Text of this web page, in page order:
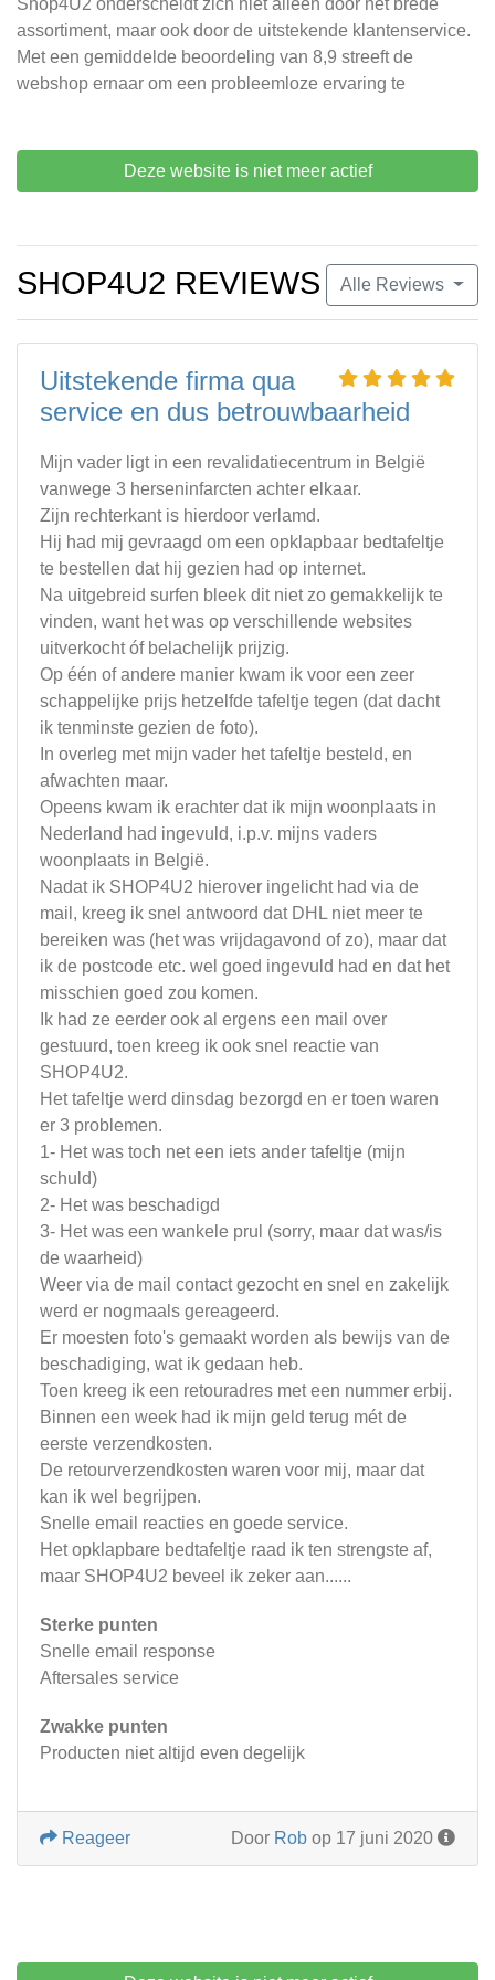
Shop4U2 onderscheidt zich niet alleen door het brede
assortiment, maar ook door de uitstekende klantenservice.
Met een gemiddelde beoordeling van 8,9 streeft de
webshop ernaar om een probleemloze ervaring te
Deze website is niet meer actief
Alle Reviews
SHOP4U2 REVIEWS
Uitstekende firma qua
service en dus betrouwbaarheid
Mijn vader ligt in een revalidatiecentrum in België
vanwege 3 herseninfarcten achter elkaar.
Zijn rechterkant is hierdoor verlamd.
Hij had mij gevraagd om een opklapbaar bedtafeltje
te bestellen dat hij gezien had op internet.
Na uitgebreid surfen bleek dit niet zo gemakkelijk te
vinden, want het was op verschillende websites
uitverkocht óf belachelijk prijzig.
Op één of andere manier kwam ik voor een zeer
schappelijke prijs hetzelfde tafeltje tegen (dat dacht
ik tenminste gezien de foto).
In overleg met mijn vader het tafeltje besteld, en
afwachten maar.
Opeens kwam ik erachter dat ik mijn woonplaats in
Nederland had ingevuld, i.p.v. mijns vaders
woonplaats in België.
Nadat ik SHOP4U2 hierover ingelicht had via de
mail, kreeg ik snel antwoord dat DHL niet meer te
bereiken was (het was vrijdagavond of zo), maar dat
ik de postcode etc. wel goed ingevuld had en dat het
misschien goed zou komen.
Ik had ze eerder ook al ergens een mail over
gestuurd, toen kreeg ik ook snel reactie van
SHOP4U2.
Het tafeltje werd dinsdag bezorgd en er toen waren
er 3 problemen.
1- Het was toch net een iets ander tafeltje (mijn
schuld)
2- Het was beschadigd
3- Het was een wankele prul (sorry, maar dat was/is
de waarheid)
Weer via de mail contact gezocht en snel en zakelijk
werd er nogmaals gereageerd.
Er moesten foto's gemaakt worden als bewijs van de
beschadiging, wat ik gedaan heb.
Toen kreeg ik een retouradres met een nummer erbij.
Binnen een week had ik mijn geld terug mét de
eerste verzendkosten.
De retourverzendkosten waren voor mij, maar dat
kan ik wel begrijpen.
Snelle email reacties en goede service.
Het opklapbare bedtafeltje raad ik ten strengste af,
maar SHOP4U2 beveel ik zeker aan......
Sterke punten
Snelle email response
Aftersales service
Zwakke punten
Producten niet altijd even degelijk
Door Rob op 17 juni 2020
Reageer